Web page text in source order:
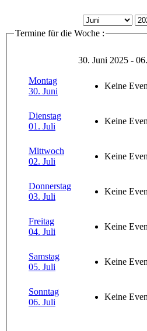
Termine für die Woche :
30. Juni 2025 -
Montag
30. Juni
Keine
Dienstag
01. Juli
Keine
Mittwoch
02. Juli
Keine
Donnerstag
03. Juli
Keine
Freitag
04. Juli
Keine
Samstag
05. Juli
Keine
Sonntag
06. Juli
Keine